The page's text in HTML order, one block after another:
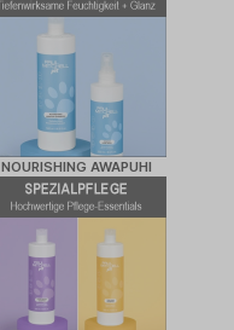
NOURISHING AWAPUHI